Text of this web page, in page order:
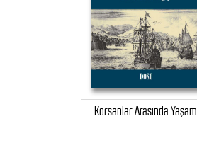
Korsanlar Arasında Yaşam